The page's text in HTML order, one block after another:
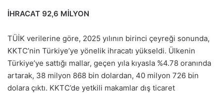
İHRACAT 92,6 MİLYON
TÜİK verilerine göre, 2025 yılının birinci çeyreği sonunda,
KKTC’nin Türkiye’ye yönelik ihracatı yükseldi. Ülkenin
Türkiye’ye sattığı mallar, geçen yıla kıyasla %4.78 oranında
artarak, 38 milyon 868 bin dolardan, 40 milyon 726 bin
dolara çıktı. KKTC’de yetkili makamlar dış ticaret